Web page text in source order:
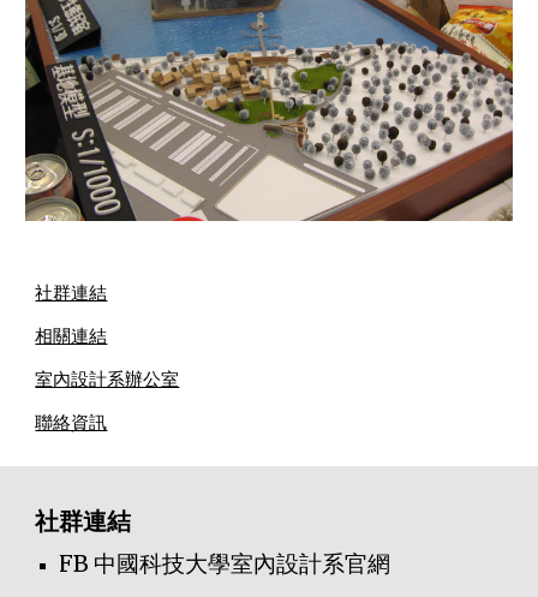
社群連結
相關連結
室內設計系辦公室
聯絡資訊
社群連結
FB 中國科技大學室內設計系官網